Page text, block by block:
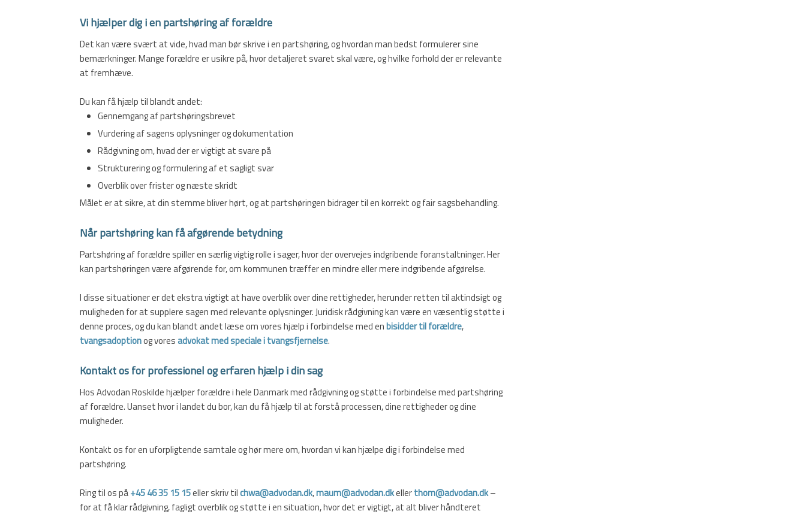
Vi hjælper dig i en partshøring af forældre
Det kan være svært at vide, hvad man bør skrive i en partshøring, og hvordan man bedst formulerer sine
bemærkninger. Mange forældre er usikre på, hvor detaljeret svaret skal være, og hvilke forhold der er relevante
at fremhæve.
Du kan få hjælp til blandt andet:
Gennemgang af partshøringsbrevet
Vurdering af sagens oplysninger og dokumentation
Rådgivning om, hvad der er vigtigt at svare på
Strukturering og formulering af et sagligt svar
Overblik over frister og næste skridt
Målet er at sikre, at din stemme bliver hørt, og at partshøringen bidrager til en korrekt og fair sagsbehandling.
Når partshøring kan få afgørende betydning
Partshøring af forældre spiller en særlig vigtig rolle i sager, hvor der overvejes indgribende foranstaltninger. Her
kan partshøringen være afgørende for, om kommunen træffer en mindre eller mere indgribende afgørelse.
I disse situationer er det ekstra vigtigt at have overblik over dine rettigheder, herunder retten til aktindsigt og
muligheden for at supplere sagen med relevante oplysninger. Juridisk rådgivning kan være en væsentlig støtte i
denne proces, og du kan blandt andet læse om vores hjælp i forbindelse med enbisidder til forældre,
tvangsadoptionog voresadvokat med speciale i tvangsfjernelse.
Kontakt os for professionel og erfaren hjælp i din sag
Hos Advodan Roskilde hjælper forældre i hele Danmark med rådgivning og støtte i forbindelse med partshøring
af forældre. Uanset hvor i landet du bor, kan du få hjælp til at forstå processen, dine rettigheder og dine
muligheder.
Kontakt os for en uforpligtende samtale og hør mere om, hvordan vi kan hjælpe dig i forbindelse med
partshøring.
Ring til os på+45 46 35 15 15eller skriv tilchwa@advodan.dk,maum@advodan.dkellerthom@advodan.dk–
for at få klar rådgivning, fagligt overblik og støtte i en situation, hvor det er vigtigt, at alt bliver håndteret